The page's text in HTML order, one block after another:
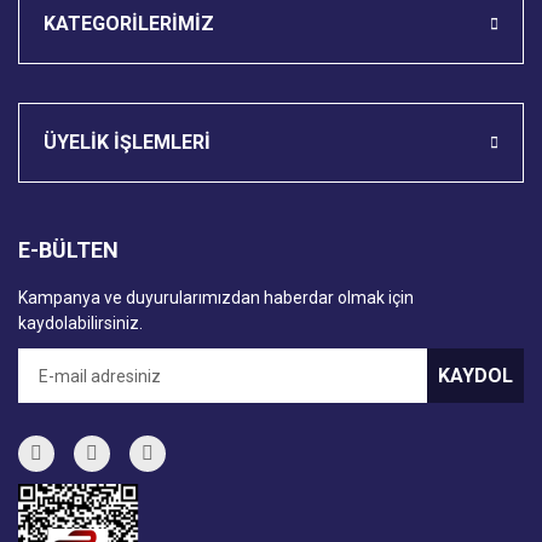
KATEGORİLERİMİZ
ÜYELİK İŞLEMLERİ
E-BÜLTEN
Kampanya ve duyurularımızdan haberdar olmak için
kaydolabilirsiniz.
KAYDOL